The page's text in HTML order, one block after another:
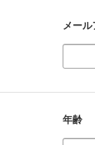
メー
年齢